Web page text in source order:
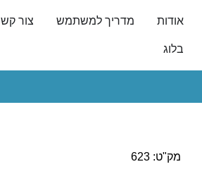
אודות מדריך למשתמש צור
בלוג
מק"ט: 623